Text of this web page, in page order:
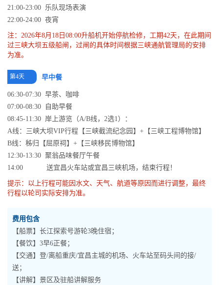
21:00-23:00 乐队现场表演
22:00-24:00 夜宵
注：2026年8月18日08:00升船机开始停航检修，工期42天，在此期间
过三峡大坝五级船闸，过闸的具体时间根据三峡通航管理局的安排
为准。
第4天 早中餐
06:30-07:30 早茶、咖啡
07:00-08:30 自助早餐
08:45-11:30 岸上游览（A/B线，2选1）：
A线：三峡大坝VIP行程【三峡截流纪念园】+【三峡工程博物馆】
B线：秭归【屈原祠】+【三峡移民博物馆】
12:30-13:30 聚翁品味餐厅午餐
14:00 送宜昌火车站或宜昌三峡机场，结束行程！
提示：以上行程可能因水文、天气、航道等原因而进行调整，最终
行程以轮司实际安排为准。
费用包含
【船票】长江探索号游轮3晚住宿；
【餐饮】3早6正餐；
【交通】登/离船重庆/宜昌主城的机场、火车站至码头间的接/
送；
【讲解】景区及驻船讲解服务